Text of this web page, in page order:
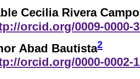
Cecilia Rivera
orcid.org/0009-0000-
Abad Bautista2
orcid.org/0000-0002-